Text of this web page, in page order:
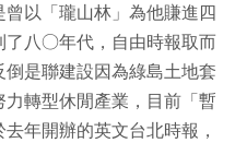
以「瓏山林」為他賺進四
了八○年代，自由時報取而
是聯建設因為綠島土地套
轉型休閒產業，目前「暫
年開辦的英文台北時報，